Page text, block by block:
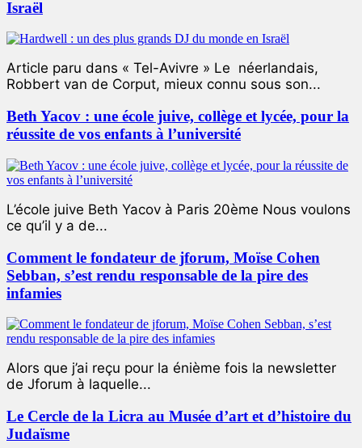
Israël
Article paru dans « Tel-Avivre » Le néerlandais,
Robbert van de Corput, mieux connu sous son...
Beth Yacov : une école juive, collège et lycée, pour la
réussite de vos enfants à l’université
L’école juive Beth Yacov à Paris 20ème Nous voulons
ce qu’il y a de...
Comment le fondateur de jforum, Moïse Cohen
Sebban, s’est rendu responsable de la pire des
infamies
Alors que j’ai reçu pour la énième fois la newsletter
de Jforum à laquelle...
Le Cercle de la Licra au Musée d’art et d’histoire du
Judaïsme